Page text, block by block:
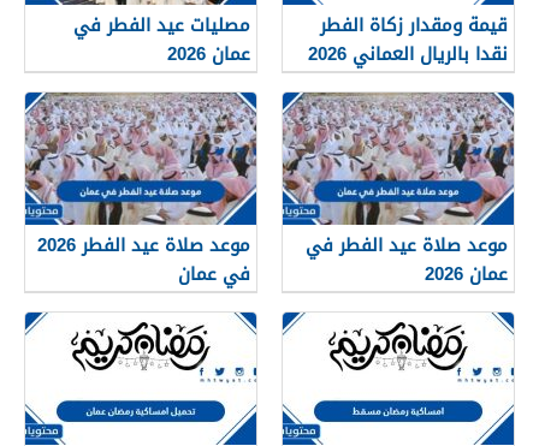
قيمة ومقدار زكاة الفطر
نقدا بالريال العماني 2026
مصليات عيد الفطر في
عمان 2026
موعد صلاة عيد الفطر في
عمان 2026
موعد صلاة عيد الفطر 2026
في عمان